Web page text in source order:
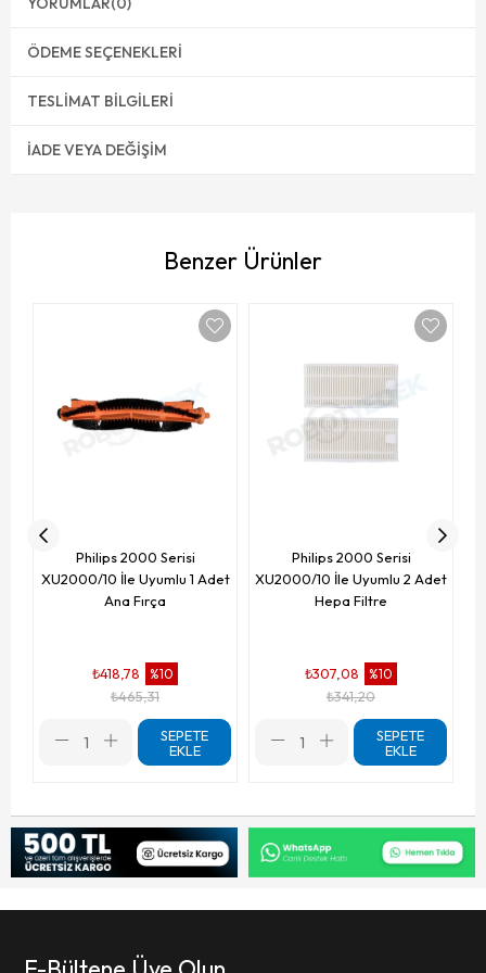
ÖDEME SEÇENEKLERI
TESLIMAT BILGILERI
İADE VEYA DEĞIŞIM
Benzer Ürünler
Philips 2000 Serisi
XU2000/10 İle Uyumlu 1 Adet
Ana Fırça
%10
₺418,78
₺465,31
SEPETE
EKLE
Philips 2000 Serisi
XU2000/10 İle Uyumlu 2 Adet
Hepa Filtre
%10
₺307,08
₺341,20
SEPETE
EKLE